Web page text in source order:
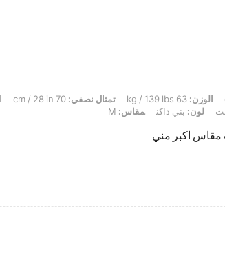
الوزن: تمثال نصفي:
لون: بني داكن مقاس:
مقاس اكبر مني